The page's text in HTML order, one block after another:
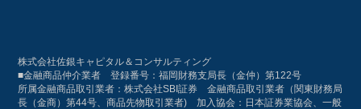
株式会社佐銀キャピタル＆コンサルティング
■金融商品仲介業者 登録番号：福岡財務支局長（金仲）第122号
所属金融商品取引業者：株式会社SBI証券 金融商品取引業者（関東財務局
長（金商）第44号、商品先物取引業者) 加入協会：日本証券業協会、一般